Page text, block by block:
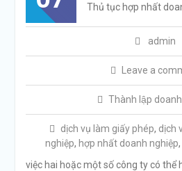
admin
Leave a
Thành lập
dịch vụ làm giấy phép, dịch
nghiệp, hợp nhất doanh nghiệp,
Thủ tục hợp nhất
việc hai hoặc một số công ty có thể